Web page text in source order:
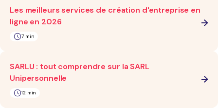
Les meilleurs services de création d'entreprise en
ligne en 2026
7 min
SARLU : tout comprendre sur la SARL
Unipersonnelle
12 min